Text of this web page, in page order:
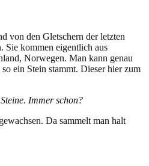
von den Gletschern der letzten
Sie kommen eigentlich aus
Norwegen. Man kann genau
ein Stein stammt. Dieser hier zum
Immer schon?
Da sammelt man halt